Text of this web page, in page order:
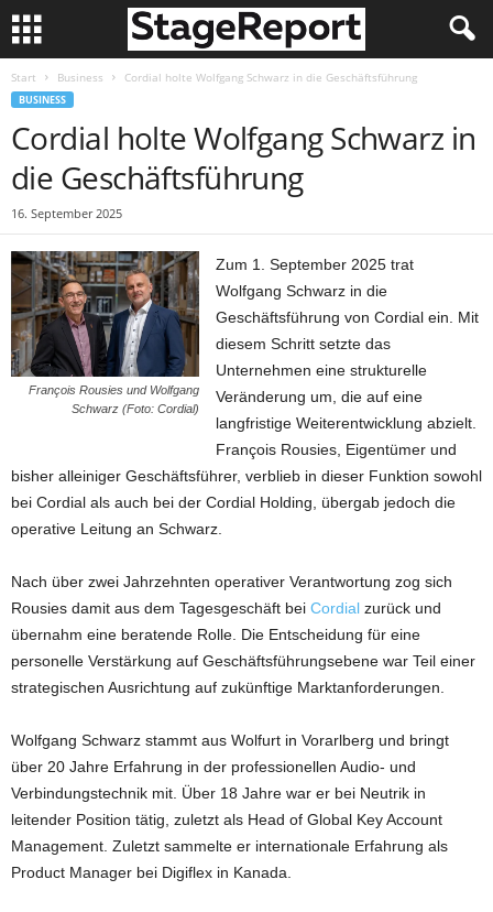
Start Business Cordial holte Wolfgang Schwarz in die Geschäftsführung
BUSINESS
Cordial holte Wolfgang Schwarz in
die Geschäftsführung
16. September 2025
François Rousies und Wolfgang
Schwarz (Foto: Cordial)
Zum 1. September 2025 trat
Wolfgang Schwarz in die
Geschäftsführung von Cordial ein. Mit
diesem Schritt setzte das
Unternehmen eine strukturelle
Veränderung um, die auf eine
langfristige Weiterentwicklung abzielt.
François Rousies, Eigentümer und
bisher alleiniger Geschäftsführer, verblieb in dieser Funktion sowohl
bei Cordial als auch bei der Cordial Holding, übergab jedoch die
operative Leitung an Schwarz.
Nach über zwei Jahrzehnten operativer Verantwortung zog sich
Rousies damit aus dem Tagesgeschäft bei Cordial zurück und
übernahm eine beratende Rolle. Die Entscheidung für eine
personelle Verstärkung auf Geschäftsführungsebene war Teil einer
strategischen Ausrichtung auf zukünftige Marktanforderungen.
Wolfgang Schwarz stammt aus Wolfurt in Vorarlberg und bringt
über 20 Jahre Erfahrung in der professionellen Audio- und
Verbindungstechnik mit. Über 18 Jahre war er bei Neutrik in
leitender Position tätig, zuletzt als Head of Global Key Account
Management. Zuletzt sammelte er internationale Erfahrung als
Product Manager bei Digiflex in Kanada.